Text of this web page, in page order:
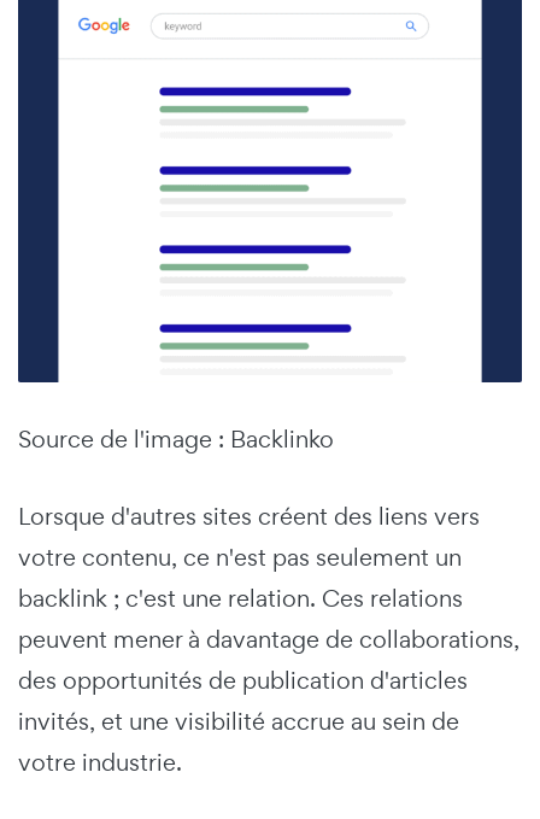
Source de l'image : Backlinko
Lorsque d'autres sites créent des liens vers
votre contenu, ce n'est pas seulement un
backlink ; c'est une relation. Ces relations
peuvent mener à davantage de collaborations,
des opportunités de publication d'articles
invités, et une visibilité accrue au sein de
votre industrie.